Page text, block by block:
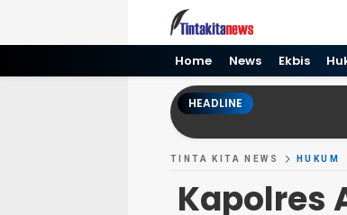
Tinta kita News
Informasi Terkini
Home News Ekbis
HEADLINE
TINTA KITA NEWS HUKUM
Kapolres